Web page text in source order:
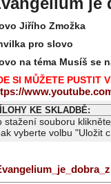
Jiřího Zmožka
pro slovo
na téma Musíš se
SI MŮŽETE PUSTIT
KE SKLADBĚ:
stažení souboru
vyberte volbu "Uložit